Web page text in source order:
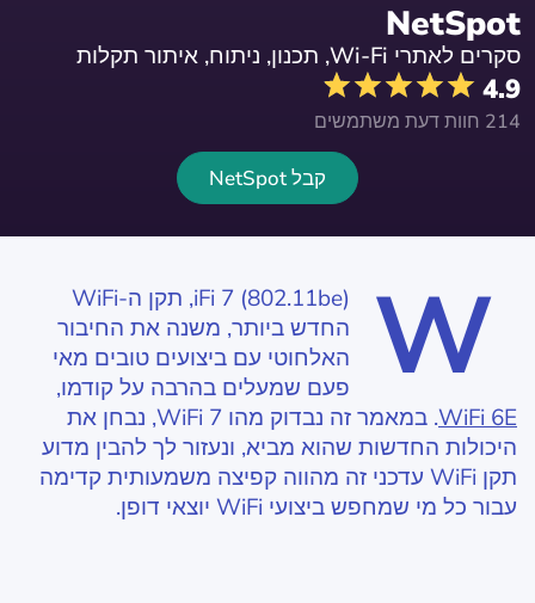
NetSpot
סקרים לאתרי Wi-Fi, תכנון, ניתוח, איתור תקלות
4.9
214 חוות דעת משתמשים
קבל NetSpot
W
iFi 7 (802.11be), תקן ה-WiFi
החדש ביותר, משנה את החיבור
האלחוטי עם ביצועים טובים מאי
פעם שמעלים בהרבה על קודמו,
WiFi 6E
. במאמר זה נבדוק מהו WiFi 7, נבחן את
היכולות החדשות שהוא מביא, ונעזור לך להבין מדוע
תקן WiFi עדכני זה מהווה קפיצה משמעותית קדימה
עבור כל מי שמחפש ביצועי WiFi יוצאי דופן.